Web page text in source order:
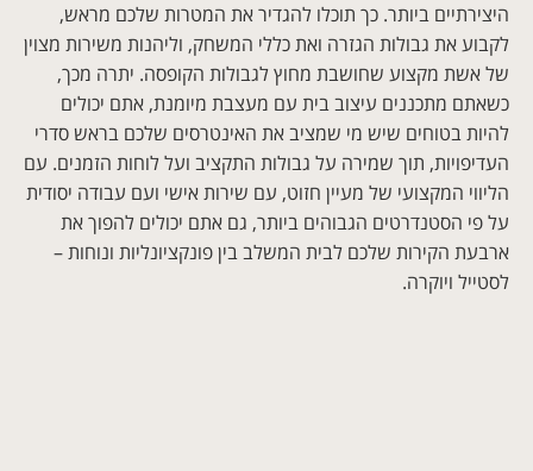
היצירתיים ביותר. כך תוכלו להגדיר את המטרות שלכם מראש,
לקבוע את גבולות הגזרה ואת כללי המשחק, וליהנות משירות מצוין
של אשת מקצוע שחושבת מחוץ לגבולות הקופסה. יתרה מכך,
כשאתם מתכננים עיצוב בית עם מעצבת מיומנת, אתם יכולים
להיות בטוחים שיש מי שמציב את האינטרסים שלכם בראש סדרי
העדיפויות, תוך שמירה על גבולות התקציב ועל לוחות הזמנים. עם
הליווי המקצועי של מעיין חזוט, עם שירות אישי ועם עבודה יסודית
על פי הסטנדרטים הגבוהים ביותר, גם אתם יכולים להפוך את
ארבעת הקירות שלכם לבית המשלב בין פונקציונליות ונוחות –
לסטייל ויוקרה.